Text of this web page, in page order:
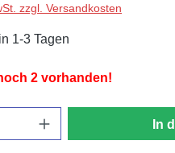
zzgl. Versandkosten
1-3 Tagen
2 vorhanden!
In